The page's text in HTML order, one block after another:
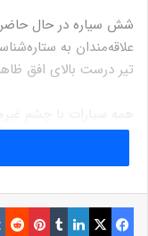
شش سیاره در حال حاضر
تیر درست بالای افق
همه سیارات با چشم
دیدن نپتون و
فیسبوک ایکس لینکداین تامبلر پینتریست Reddit